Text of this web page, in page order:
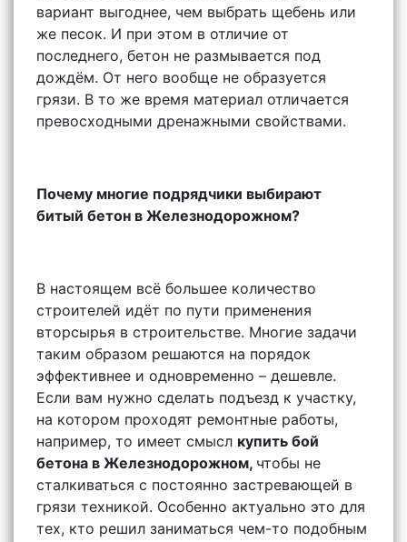
вариант выгоднее, чем выбрать щебень или
же песок. И при этом в отличие от
последнего, бетон не размывается под
дождём. От него вообще не образуется
грязи. В то же время материал отличается
превосходными дренажными свойствами.
Почему многие подрядчики выбирают
битый бетон в Железнодорожном?
В настоящем всё большее количество
строителей идёт по пути применения
вторсырья в строительстве. Многие задачи
таким образом решаются на порядок
эффективнее и одновременно – дешевле.
Если вам нужно сделать подъезд к участку,
на котором проходят ремонтные работы,
например, то имеет смысл купить бой
бетона в Железнодорожном, чтобы не
сталкиваться с постоянно застревающей в
грязи техникой. Особенно актуально это для
тех, кто решил заниматься чем-то подобным